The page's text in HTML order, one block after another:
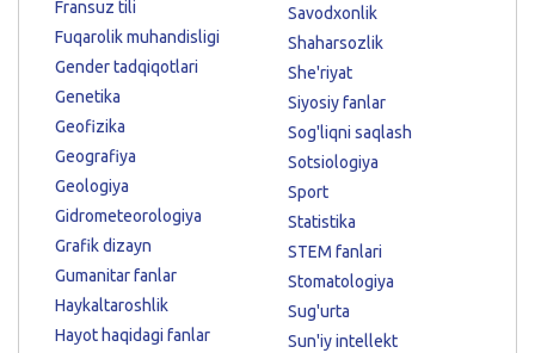
Fransuz tili
Fuqarolik muhandisligi
Gender tadqiqotlari
Genetika
Geofizika
Geografiya
Geologiya
Gidrometeorologiya
Grafik dizayn
Gumanitar fanlar
Haykaltaroshlik
Hayot haqidagi fanlar
Savodxonlik
Shaharsozlik
She'riyat
Siyosiy fanlar
Sog'liqni saqlash
Sotsiologiya
Sport
Statistika
STEM fanlari
Stomatologiya
Sug'urta
Sun'iy intellekt